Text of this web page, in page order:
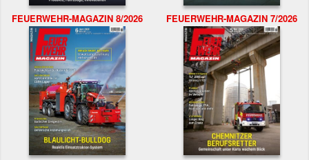
FEUERWEHR-MAGAZIN 8/2026 FEUERWEHR-MAGAZIN 7/2026